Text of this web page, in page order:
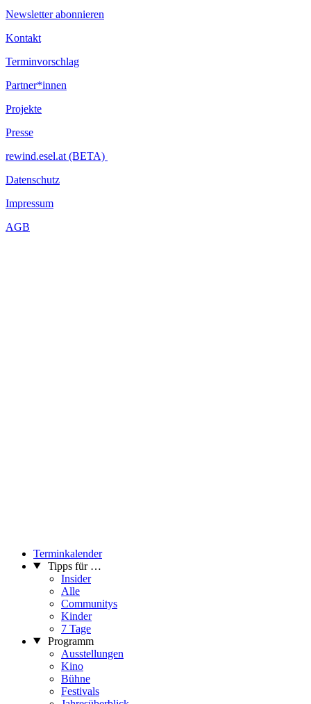
Newsletter abonnieren
Kontakt
Terminvorschlag
Partner*innen
Projekte
Presse
rewind.esel.at (BETA)
Datenschutz
Impressum
AGB
Terminkalender
Tipps für …
Insider
Alle
Communitys
Kinder
7 Tage
Programm
Ausstellungen
Kino
Bühne
Festivals